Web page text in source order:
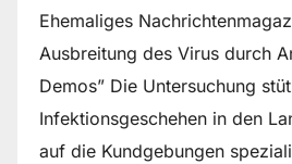
Ehemaliges
Ausbreitung des Virus durch
Demos” Die Untersuchung
Infektionsgeschehen in den
auf die Kundgebungen